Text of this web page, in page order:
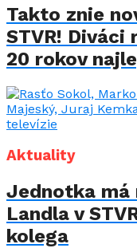
Takto znie
STVR!
20 rokov
Aktuality
Jednotka má
Landla v
kolega